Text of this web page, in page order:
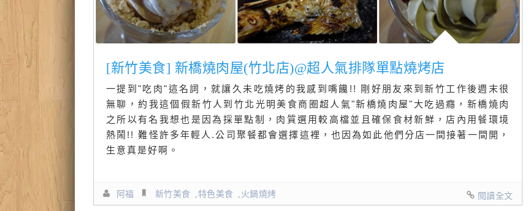
[新竹美食] 新橋燒肉屋(竹北店)@超人氣排隊單點燒烤店
一提到"吃肉"這名詞，就讓久未吃燒烤的我感到嘴饞!! 剛好朋友來到新竹工作後週末很
無聊，約我這個假新竹人到竹北光明美食商圈超人氣"新橋燒肉屋"大吃過癮，新橋燒肉
之所以有名我想也是因為採單點制，肉質選用較高檔並且確保食材新鮮，店內用餐環境
熱鬧!! 難怪許多年輕人.公司聚餐都會選擇這裡，也因為如此他們分店一間接著一間開，
生意真是好啊。
阿福 新竹美食 特色美食 火鍋燒烤 閱讀全文